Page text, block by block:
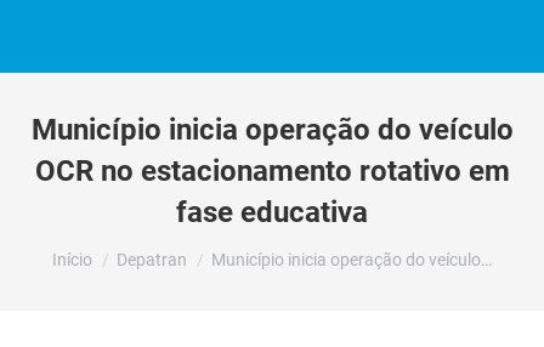
Município inicia operação do veículo
OCR no estacionamento rotativo em
fase educativa
Você está aqui:
Início Depatran Município inicia operação do veículo…